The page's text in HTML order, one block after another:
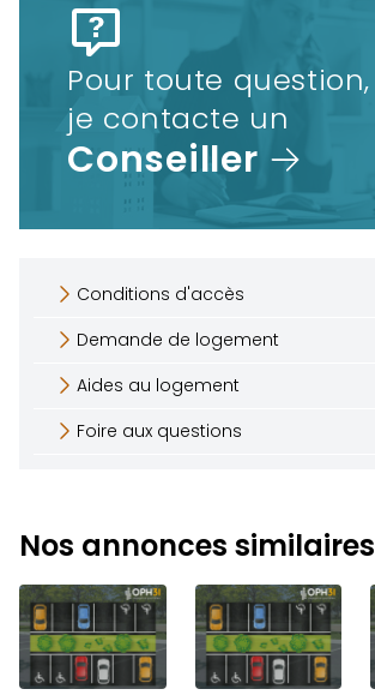
Pour toute question,
je contacte un
Conseiller
Conditions d'accès
Demande de logement
Aides au logement
Foire aux questions
Nos annonces similaires